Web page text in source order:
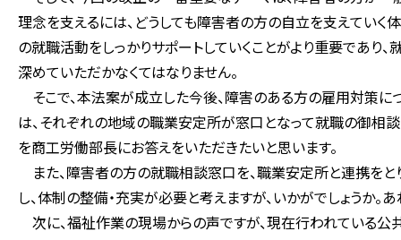
理念を支えるには、どうしても障害者の方の自立を支えていく
の就職活動をしっかりサポートしていくことがより重要であり
深めていただかなくてはなりません。
そこで、本法案が成立した今後、障害のある方の雇用対策に
は、それぞれの地域の職業安定所が窓口となって就職の御相
を商工労働部長にお答えをいただきたいと思います。
また、障害者の方の就職相談窓口を、職業安定所と連携を
し、体制の整備・充実が必要と考えますが、いかがでしょうか。
次に、福祉作業の現場からの声ですが、現在行われている